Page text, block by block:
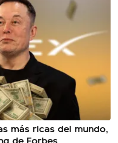
más ricas del mundo,
de Forbes